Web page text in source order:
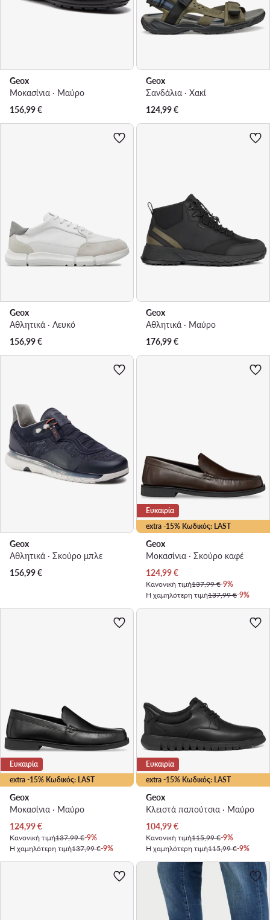
Geox
Μοκασίνια · Μαύρο
156,99€
Geox
Σανδάλια · Χακί
124,99€
Geox
Αθλητικά · Λευκό
156,99€
Geox
Αθλητικά · Μαύρο
176,99€
Geox
Αθλητικά · Σκούρο μπλε
156,99€
extra -15% Κωδικός: LAST
Ευκαιρία
Geox
Μοκασίνια · Σκούρο καφέ
Τρέχουσα τιμή
124,99€
Κανονική τιμή137,99 €-9%
Η χαμηλότερη τιμή137,99 €-9%
extra -15% Κωδικός: LAST
Ευκαιρία
Geox
Μοκασίνια · Μαύρο
Τρέχουσα τιμή
124,99€
Κανονική τιμή137,99 €-9%
Η χαμηλότερη τιμή137,99 €-9%
extra -15% Κωδικός: LAST
Ευκαιρία
Geox
Κλειστά παπούτσια · Μαύρο
Τρέχουσα τιμή
104,99€
Κανονική τιμή115,99 €-9%
Η χαμηλότερη τιμή115,99 €-9%